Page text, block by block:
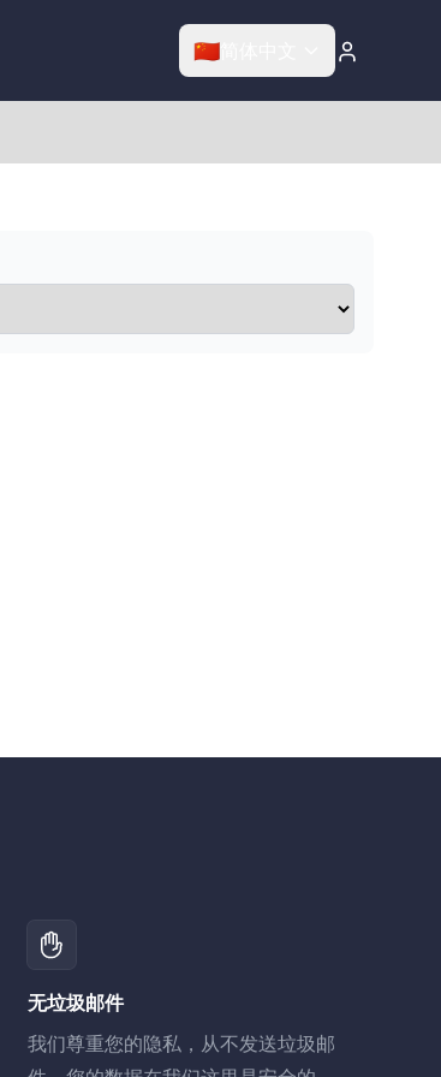
🇨🇳
无垃圾邮件
我们尊重您的隐私，从不发送垃圾邮